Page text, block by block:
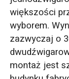
Suwnica
Belka
typ
większości
wyborem.
zazwyczaj o
montaż jest